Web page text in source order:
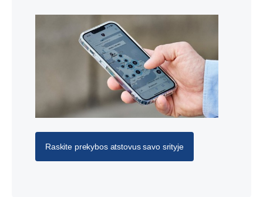
Raskite prekybos atstovus savo srityje